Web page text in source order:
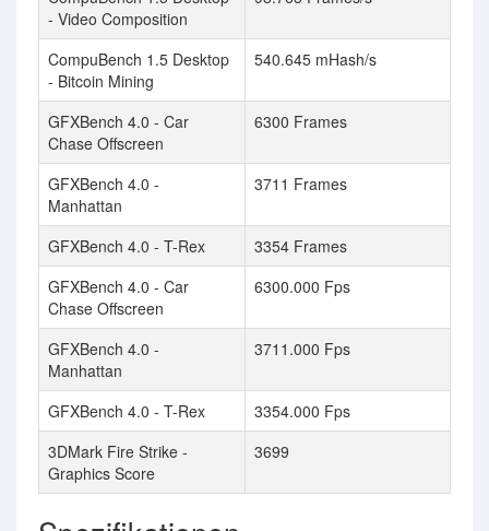
- Video Composition
CompuBench 1.5 Desktop
- Bitcoin Mining
540.645 mHash/s
GFXBench 4.0 - Car
Chase Offscreen
6300 Frames
GFXBench 4.0 -
Manhattan
3711 Frames
GFXBench 4.0 - T-Rex
3354 Frames
GFXBench 4.0 - Car
Chase Offscreen
6300.000 Fps
GFXBench 4.0 -
Manhattan
3711.000 Fps
GFXBench 4.0 - T-Rex
3354.000 Fps
3DMark Fire Strike -
Graphics Score
3699